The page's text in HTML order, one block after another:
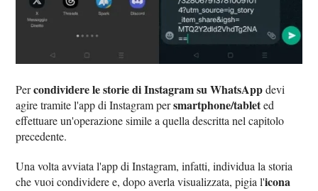
Percondividere le storie di Instagram su WhatsAppdevi
agire tramite l'app di Instagram persmartphone/tableted
effettuare un'operazione simile a quella descritta nel capitolo
precedente.
Una volta avviata l'app di Instagram, infatti, individua la storia
che vuoi condividere e, dopo averla visualizzata, pigia l'icona